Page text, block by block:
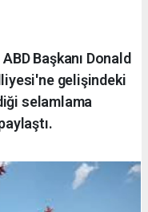
Başkanı Donald
gelişindeki
selamlama